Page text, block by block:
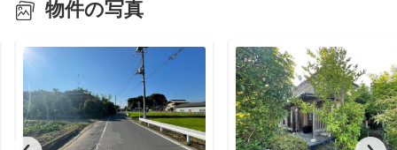
物件の写真